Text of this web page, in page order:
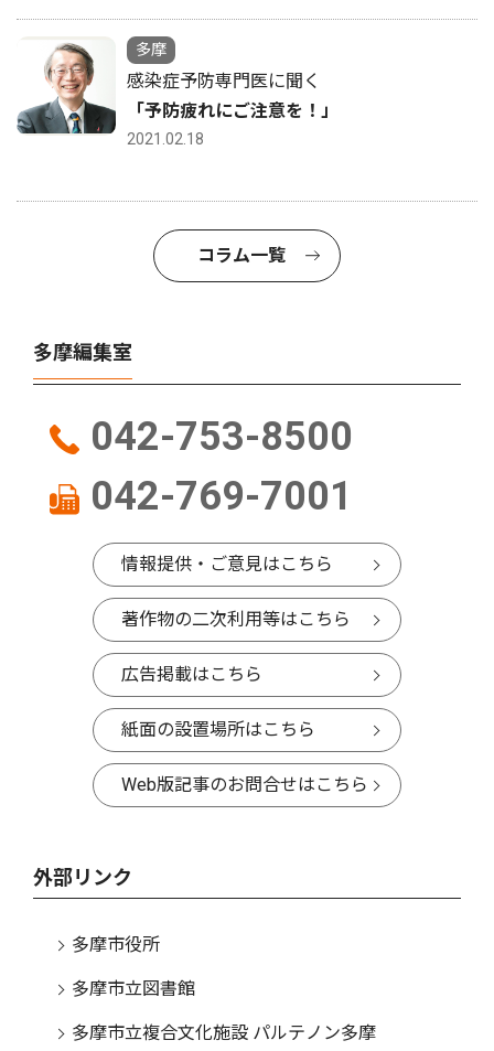
多摩
感染症予防専門医に聞く
「予防疲れにご注意を！」
2021.02.18
コラム一覧
多摩編集室
042-753-8500
042-769-7001
情報提供・ご意見はこちら
著作物の二次利用等はこちら
広告掲載はこちら
紙面の設置場所はこちら
Web版記事のお問合せはこちら
外部リンク
多摩市役所
多摩市立図書館
多摩市立複合文化施設 パルテノン多摩